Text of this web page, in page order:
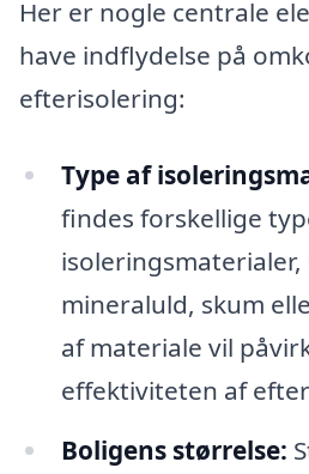
Her er nogle centrale
have indflydelse på
efterisolering:
Type af
findes forskellige
isoleringsmaterialer,
mineraluld, skum
af materiale vil
effektiviteten af
Boligens størrelse: